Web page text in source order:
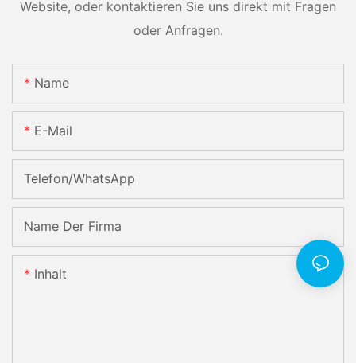
Website, oder kontaktieren Sie uns direkt mit Fragen
oder Anfragen.
Name
E-Mail
Telefon/WhatsApp
Name Der Firma
Inhalt